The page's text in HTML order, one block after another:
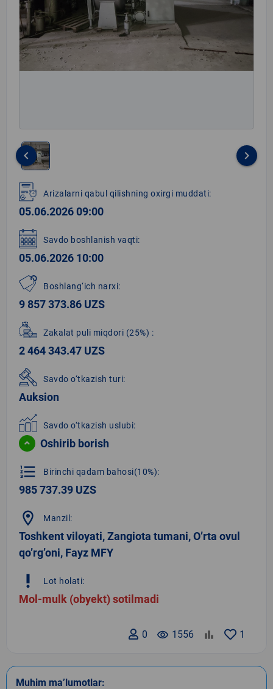
1
of
1
keyboard_arrow_left keyboard_arrow_right
Arizalarni qabul qilishning oxirgi muddati:
05.06.2026 09:00
Savdo boshlanish vaqti:
05.06.2026 10:00
Boshlang‘ich narxi:
9 857 373.86 UZS
Zakalat puli miqdori (25%) :
2 464 343.47 UZS
Savdo o‘tkazish turi:
Auksion
Savdo o‘tkazish uslubi:
Oshirib borish
format_list_numbered Birinchi qadam bahosi(10%):
985 737.39 UZS
location_on Manzil:
Toshkent viloyati, Zangiota tumani, O’rta ovul
qo’rg’oni, Fayz MFY
priority_high Lot holati:
Mol-mulk (obyekt) sotilmadi
1
remove_red_eye 1556
0
Muhim ma’lumotlar: